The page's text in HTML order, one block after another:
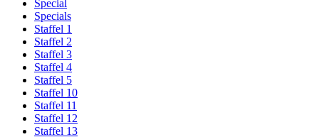
Special
Specials
Staffel 1
Staffel 2
Staffel 3
Staffel 4
Staffel 5
Staffel 10
Staffel 11
Staffel 12
Staffel 13